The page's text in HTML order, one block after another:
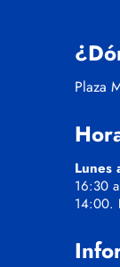
Plaza
Lunes
16:30
14:00.